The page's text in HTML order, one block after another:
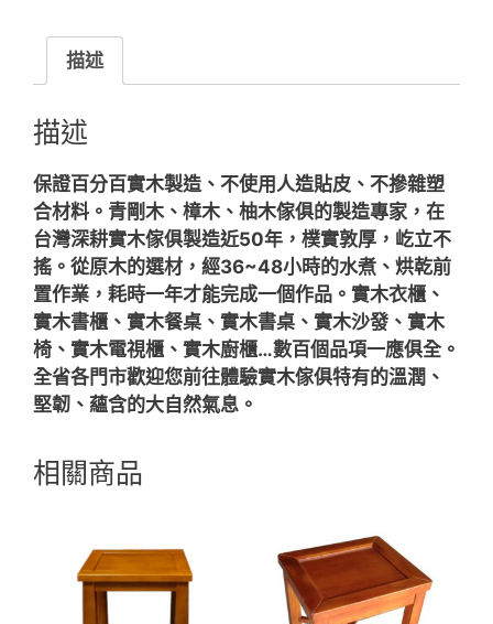
描述
描述
保證百分百實木製造、不使用人造貼皮、不摻雜塑
合材料。青剛木、樟木、柚木傢俱的製造專家，在
台灣深耕實木傢俱製造近50年，樸實敦厚，屹立不
搖。從原木的選材，經36~48小時的水煮、烘乾前
置作業，耗時一年才能完成一個作品。實木衣櫃、
實木書櫃、實木餐桌、實木書桌、實木沙發、實木
椅、實木電視櫃、實木廚櫃…數百個品項一應俱全。
全省各門市歡迎您前往體驗實木傢俱特有的溫潤、
堅韌、蘊含的大自然氣息。
相關商品